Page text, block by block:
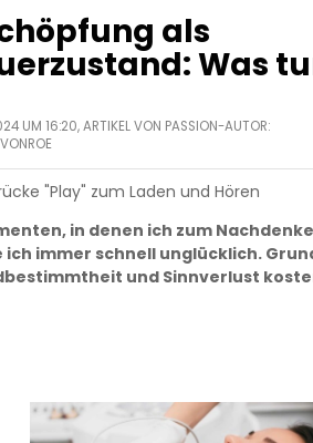
als
Was
UM 16:20, ARTIKEL VON PASSION-AUTOR:
"Play" zum Laden und Hören
in denen ich zum
ich immer schnell unglücklich.
und Sinnverlust